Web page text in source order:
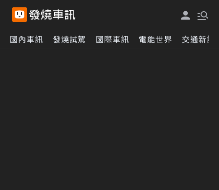
國內車訊 發燒試駕 國際車訊 電能世界 交通新訊